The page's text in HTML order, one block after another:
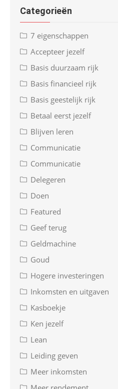
Categorieën
7 eigenschappen
Accepteer jezelf
Basis duurzaam rijk
Basis financieel rijk
Basis geestelijk rijk
Betaal eerst jezelf
Blijven leren
Communicatie
Communicatie
Delegeren
Doen
Featured
Geef terug
Geldmachine
Goud
Hogere investeringen
Inkomsten en uitgaven
Kasboekje
Ken jezelf
Lean
Leiding geven
Meer inkomsten